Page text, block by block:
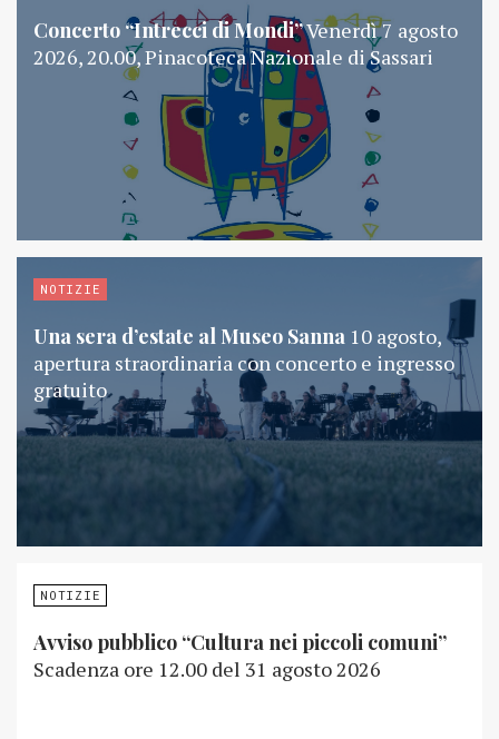
Concerto “Intrecci di Mondi”Venerdì 7 agosto
2026, 20.00, Pinacoteca Nazionale di Sassari
NOTIZIE
Una sera d’estate al Museo Sanna 10 agosto,
apertura straordinaria con concerto e ingresso
gratuito
NOTIZIE
Avviso pubblico “Cultura nei piccoli comuni”
Scadenza ore 12.00 del 31 agosto 2026